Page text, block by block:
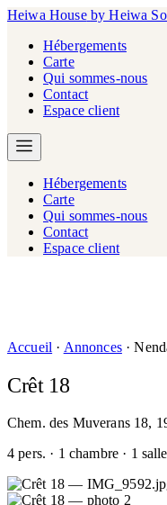
Heiwa House by Heiwa
Hébergements
Carte
Qui sommes-nous
Contact
Espace client
Hébergements
Carte
Qui sommes-nous
Contact
Espace client
Accueil · Annonces ·
Crêt 18
Chem. des Muverans 18,
4 pers. · 1 chambre · 1